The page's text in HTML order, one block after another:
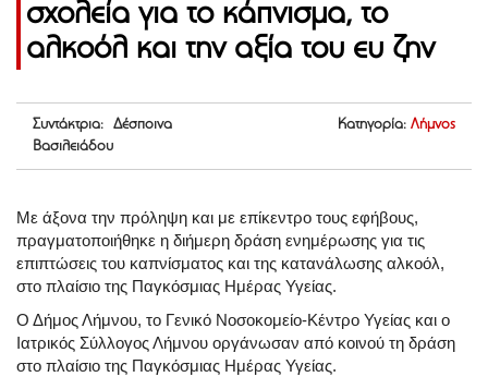
σχολεία για το κάπνισμα, το
αλκοόλ και την αξία του ευ ζην
Συντάκτρια: Δέσποινα
Βασιλειάδου
Κατηγορία: Λήμνος
Με άξονα την πρόληψη και με επίκεντρο τους εφήβους,
πραγματοποιήθηκε η διήμερη δράση ενημέρωσης για τις
επιπτώσεις του καπνίσματος και της κατανάλωσης αλκοόλ,
στο πλαίσιο της Παγκόσμιας Ημέρας Υγείας.
Ο Δήμος Λήμνου, το Γενικό Νοσοκομείο-Κέντρο Υγείας και ο
Ιατρικός Σύλλογος Λήμνου οργάνωσαν από κοινού τη δράση
στο πλαίσιο της Παγκόσμιας Ημέρας Υγείας.